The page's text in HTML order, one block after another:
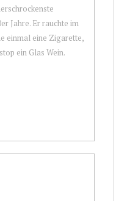
Jahre. Er rauchte im
einmal eine Zigarette,
ein Glas Wein.